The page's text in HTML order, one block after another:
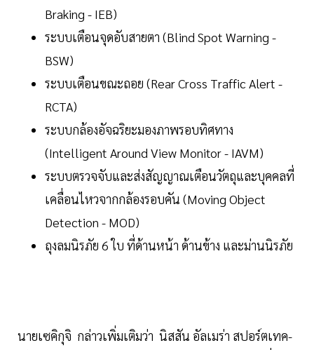
Braking - IEB)
ระบบเตือนจุดอับสายตา (Blind Spot Warning -
BSW)
ระบบเตือนขณะถอย (Rear Cross Traffic Alert -
RCTA)
ระบบกล้องอัจฉริยะมองภาพรอบทิศทาง
(Intelligent Around View Monitor - IAVM)
ระบบตรวจจับและส่งสัญญาณเตือนวัตถุและบุคคลที่
เคลื่อนไหวจากกล้องรอบคัน (Moving Object
Detection - MOD)
ถุงลมนิรภัย 6 ใบ ที่ด้านหน้า ด้านข้าง และม่านนิรภัย
นายเซคิกุจิ กล่าวเพิ่มเติมว่า นิสสัน อัลเมร่า สปอร์ตเทค-